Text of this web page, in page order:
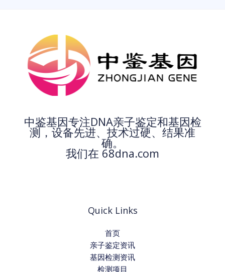
中鉴基因专注DNA亲子鉴定和基因检
测，设备先进、技术过硬、结果准
确。
我们在 68dna.com
Quick Links
首页
亲子鉴定资讯
基因检测资讯
检测项目